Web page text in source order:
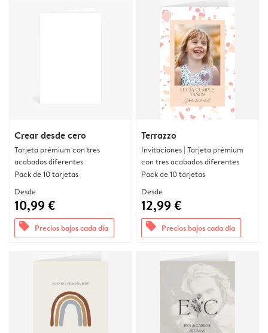
Crear desde cero
Tarjeta prémium con tres
acabados diferentes
Pack de 10 tarjetas
Desde
10,99 €
offers Precios bajos cada día
Terrazzo
Invitaciones | Tarjeta prémium
con tres acabados diferentes
Pack de 10 tarjetas
Desde
12,99 €
offers Precios bajos cada día